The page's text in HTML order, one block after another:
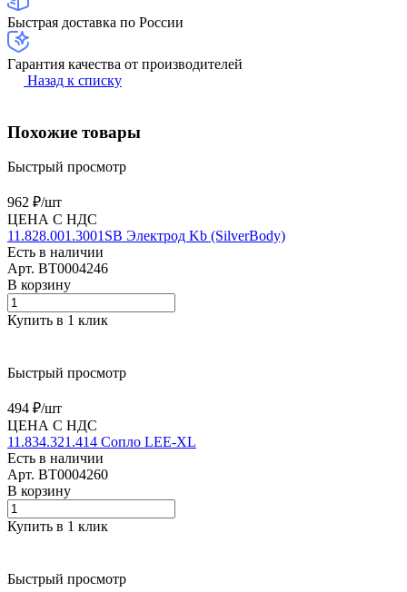
Быстрая доставка по России
Гарантия качества от производителей
Назад к списку
Похожие товары
Быстрый просмотр
962 ₽/шт
ЦЕНА С НДС
11.828.001.3001SB Электрод Kb (SilverBody)
Есть в наличии
Арт. BT0004246
В корзину
Купить в 1 клик
Быстрый просмотр
494 ₽/шт
ЦЕНА С НДС
11.834.321.414 Сопло LEE-XL
Есть в наличии
Арт. BT0004260
В корзину
Купить в 1 клик
Быстрый просмотр